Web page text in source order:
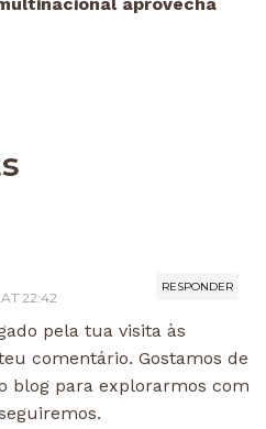
aprovecha
RESPONDER
22:42
pela tua visita às
comentário. Gostamos de
blog para explorarmos com